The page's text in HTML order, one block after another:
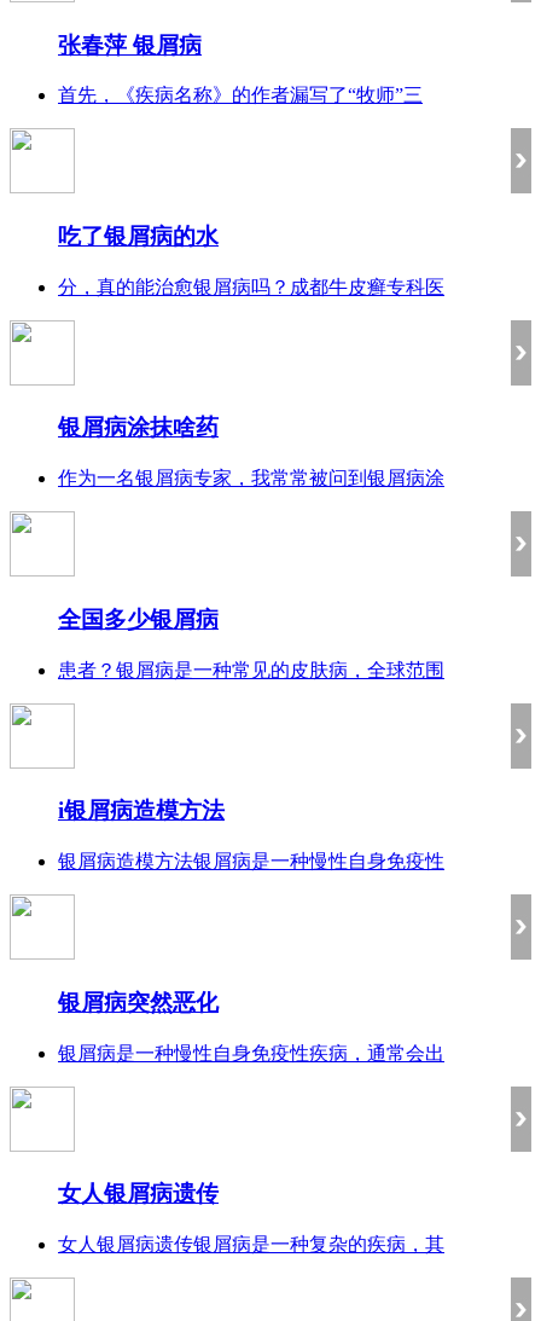
张春萍 银屑病
首先，《疾病名称》的作者漏写了“牧师”三
吃了银屑病的水
分，真的能治愈银屑病吗？成都牛皮癣专科医
银屑病涂抹啥药
作为一名银屑病专家，我常常被问到银屑病涂
全国多少银屑病
患者？银屑病是一种常见的皮肤病，全球范围
i银屑病造模方法
银屑病造模方法银屑病是一种慢性自身免疫性
银屑病突然恶化
银屑病是一种慢性自身免疫性疾病，通常会出
女人银屑病遗传
女人银屑病遗传银屑病是一种复杂的疾病，其